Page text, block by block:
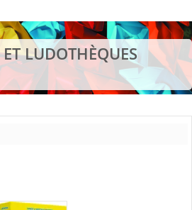
LUDOTHÈQUES